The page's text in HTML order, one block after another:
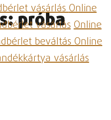
vásárlásOnline
vásárlásOnline
beváltásOnline
vásárlás
próba